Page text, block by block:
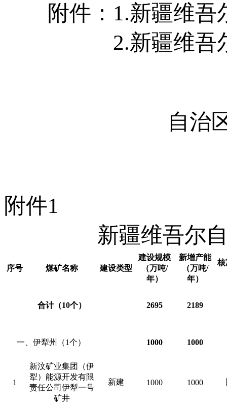
附件：1.新疆维吾
2.新疆维吾尔自
自治
附件1
新疆维吾尔
序号 煤矿名称 建设类型
建设规模
（万吨/
年）
新增产能
（万吨/
年）
核
合计（10个） 2695 2189
一、伊犁州（1个） 1000 1000
1
新汶矿业集团（伊
犁）能源开发有限
责任公司伊犁一号
矿井
新建 1000 1000